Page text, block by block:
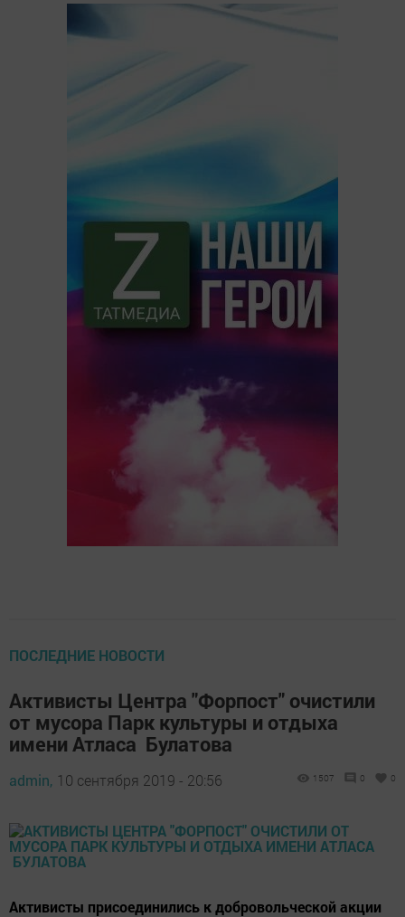
ПОСЛЕДНИЕ НОВОСТИ
Активисты Центра "Форпост" очистили
от мусора Парк культуры и отдыха
имени Атласа Булатова
admin, 10 сентября 2019 - 20:56 1507 0 0
Активисты присоединились к добровольческой акции